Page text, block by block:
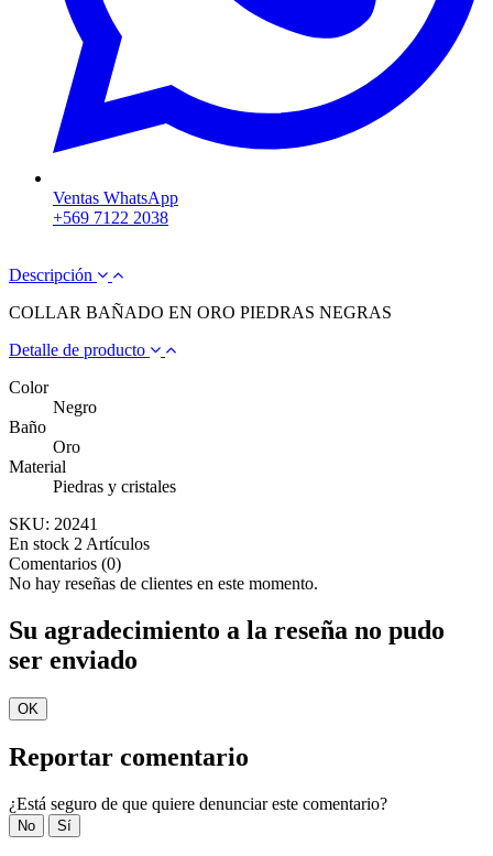
Ventas WhatsApp
+569 7122 2038
Descripción
COLLAR BAÑADO EN ORO PIEDRAS NEGRAS
Detalle de producto
Color
Negro
Baño
Oro
Material
Piedras y cristales
SKU: 20241
En stock 2 Artículos
Comentarios (0)
No hay reseñas de clientes en este momento.
Su agradecimiento a la reseña no pudo
ser enviado
OK
Reportar comentario
¿Está seguro de que quiere denunciar este comentario?
No Sí